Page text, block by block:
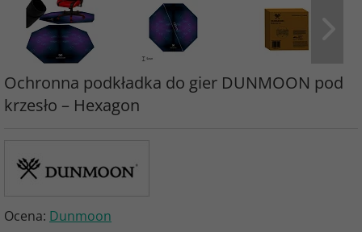
Ochronna podkładka do gier DUNMOON pod
krzesło – Hexagon
Ocena: Dunmoon